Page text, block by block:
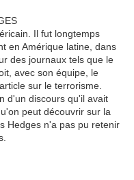
Il fut longtemps
en Amérique latine, dans
des journaux tels que le
avec son équipe, le
sur le terrorisme.
d'un discours qu'il avait
peut découvrir sur la
Hedges n'a pas pu retenir